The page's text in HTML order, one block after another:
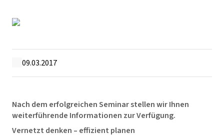
09.03.2017
Nach dem erfolgreichen Seminar stellen wir Ihnen
weiterführende Informationen zur Verfügung.
Vernetzt denken – effizient planen